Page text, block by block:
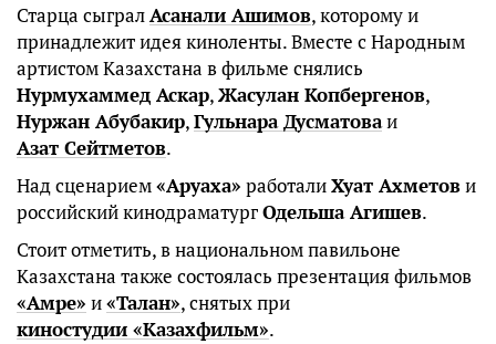
Старца сыгралАсанали Ашимов, которому и
принадлежит идея киноленты. Вместе с Народным
артистом Казахстана в фильме снялись
Нурмухаммед Аскар,Жасулан Копбергенов,
Нуржан Абубакир,Гульнара Дусматоваи
Азат Сейтметов.
Над сценарием«Аруаха» работалиХуат Ахметови
российский кинодраматургОдельша Агишев.
Стоит отметить, в национальном павильоне
Казахстана также состоялась презентация фильмов
«Амре» и«Талан», снятых при
киностудии «Казахфильм».